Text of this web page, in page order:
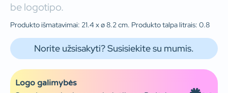
be logotipo.
Produkto išmatavimai: 21.4 x ø 8.2 cm. Produkto talpa litrais: 0.8
Norite užsisakyti? Susisiekite su mumis.
Logo galimybės